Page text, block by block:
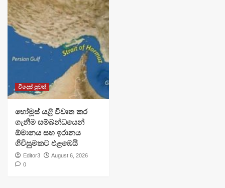
විදෙස් පුවත්
හෝමූස් යළි විවෘත කර
ගැනීම සම්බන්ධයෙන්
ඕමානය සහ ඉරානය
ගිවිසුමකට එළඹෙයි
Editor3
August 6, 2026
0